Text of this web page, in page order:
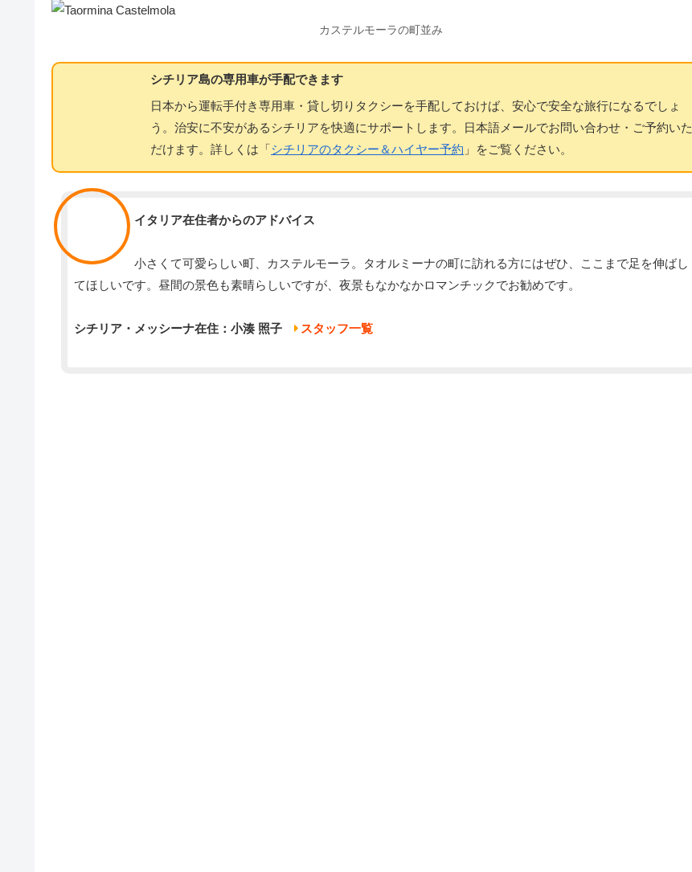
カステルモーラの町並み
シチリア島の専用車が手配できます
日本から運転手付き専用車・貸し切りタクシーを手配しておけば、安心で安全な旅行になるでしょ
う。治安に不安があるシチリアを快適にサポートします。日本語メールでお問い合わせ・ご予約いた
だけます。詳しくは「シチリアのタクシー＆ハイヤー予約 」をご覧ください。
イタリア在住者からのアドバイス
小さくて可愛らしい町、カステルモーラ。タオルミーナの町に訪れる方にはぜひ、ここまで足を伸ばし
てほしいです。昼間の景色も素晴らしいですが、夜景もなかなかロマンチックでお勧めです。
シチリア・メッシーナ在住：小湊 照子 スタッフ一覧